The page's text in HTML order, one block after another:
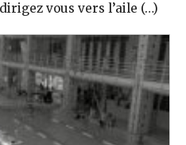
vous vers l’aile (…)